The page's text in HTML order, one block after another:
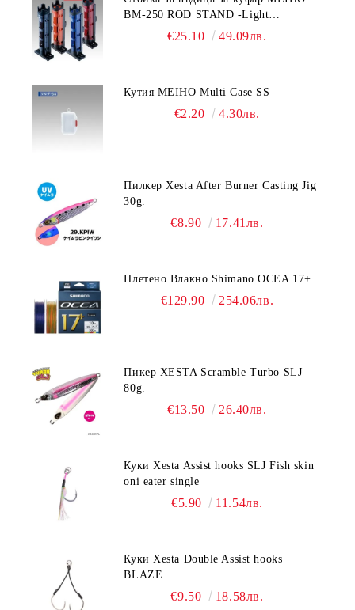
BM-250 ROD STAND -Light
Blue/Black color
€25.10 49.09лв.
Кутия MEIHO Multi Case SS
€2.20 4.30лв.
Пилкер Xesta After Burner Casting Jig
30g.
€8.90 17.41лв.
Плетено Влакно Shimano OCEA 17+
€129.90 254.06лв.
Пикер XESTA Scramble Turbo SLJ
80g.
€13.50 26.40лв.
Куки Xesta Assist hooks SLJ Fish skin
oni eater single
€5.90 11.54лв.
Куки Xesta Double Assist hooks
BLAZE
€9.50 18.58лв.